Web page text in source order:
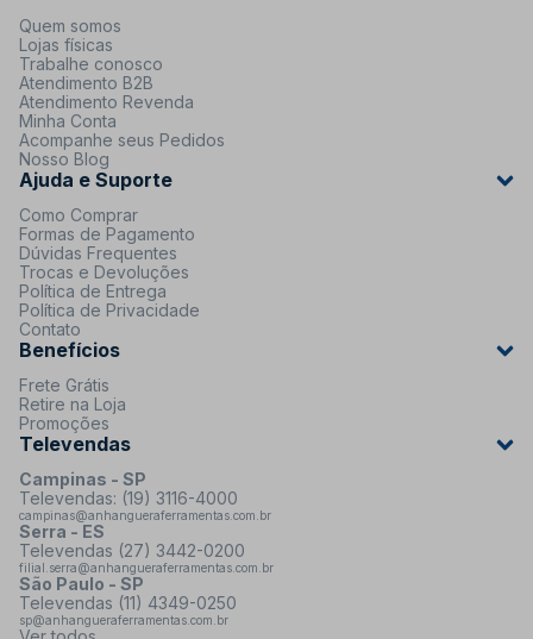
Quem somos
Lojas físicas
Trabalhe conosco
Atendimento B2B
Atendimento Revenda
Minha Conta
Acompanhe seus Pedidos
Nosso Blog
Ajuda e Suporte
Como Comprar
Formas de Pagamento
Dúvidas Frequentes
Trocas e Devoluções
Política de Entrega
Política de Privacidade
Contato
Benefícios
Frete Grátis
Retire na Loja
Promoções
Televendas
Campinas - SP
Televendas: (19) 3116-4000
campinas@anhangueraferramentas.com.br
Serra - ES
Televendas (27) 3442-0200
filial.serra@anhangueraferramentas.com.br
São Paulo - SP
Televendas (11) 4349-0250
sp@anhangueraferramentas.com.br